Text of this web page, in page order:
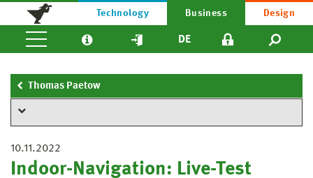
Technology Business Design
DE
Thomas Paetow
10.11.2022
Indoor-Navigation: Live-Test